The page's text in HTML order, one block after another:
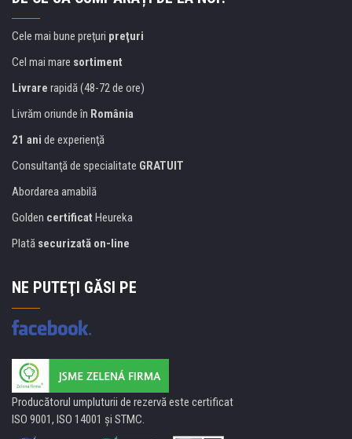
Cele mai bune preţuri preţuri
Cel mai mare sortiment
Livrare rapidă (48-72 de ore)
Livrăm oriunde în România
21 ani de experienţă
Consultanţă de specialitate GRATUIT
Abordarea amabilă
Golden certificat Heureka
Plată securizată on-line
NE PUTEŢI GĂSI PE
Producătorul umpluturii de rezervă este certificat
ISO 9001, ISO 14001 şi STMC.